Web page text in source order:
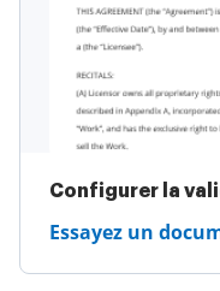
Configurer la
Essayez un